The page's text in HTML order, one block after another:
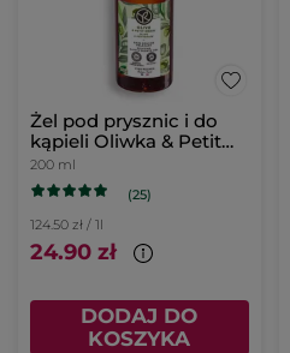
Żel pod prysznic i do
kąpieli Oliwka & Petit
grain 200 ml
200 ml
(25)
124.50 zł / 1l
24.90 zł
DODAJ DO
KOSZYKA